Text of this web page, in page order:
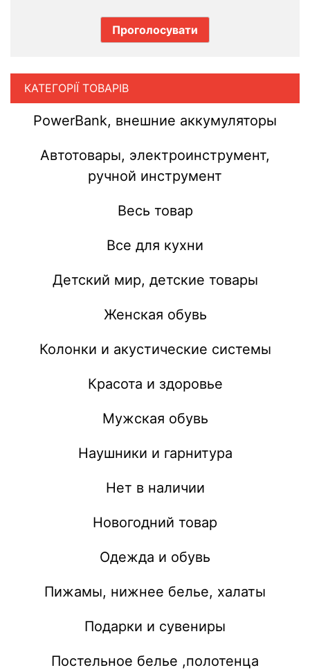
КАТЕГОРІЇ ТОВАРІВ
PowerBank, внешние аккумуляторы
Автотовары, электроинструмент,
ручной инструмент
Весь товар
Все для кухни
Детский мир, детские товары
Женская обувь
Колонки и акустические системы
Красота и здоровье
Мужская обувь
Наушники и гарнитура
Нет в наличии
Новогодний товар
Одежда и обувь
Пижамы, нижнее белье, халаты
Подарки и сувениры
Постельное белье ,полотенца